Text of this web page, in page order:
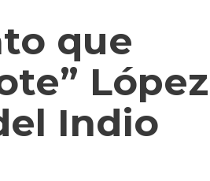
que
López
Indio